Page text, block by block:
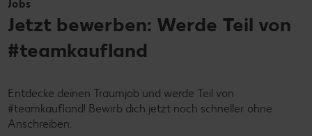
Jobs
Jetzt bewerben: Werde Teil von
#teamkaufland
Entdecke deinen Traumjob und werde Teil von
#teamkaufland! Bewirb dich jetzt noch schneller ohne
Anschreiben.